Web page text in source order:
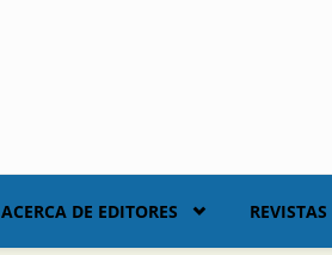
ACERCA DE EDITORES REVISTAS